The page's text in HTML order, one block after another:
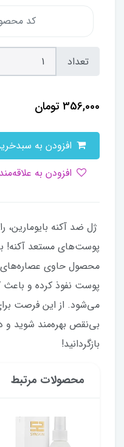
کد محصول :
تعداد
356,000تومان
ژل ضد آکنه بایومارین،
محصول حاوی
پوست نفوذ کرده و
می‌شود. از این فرصت
بی‌نقص بهره‌مند شوید
بازگردانید!
محصولات مرتبط